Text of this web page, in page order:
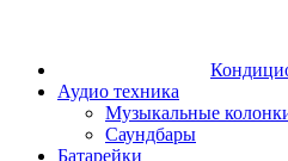
Аудио техника
Музыкальные
Саундбары
Батарейки